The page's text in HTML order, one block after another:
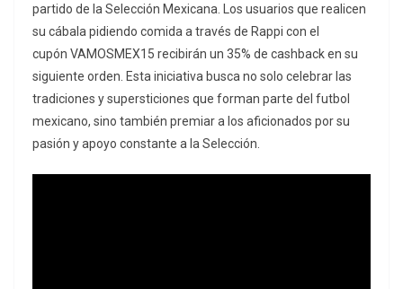
partido de la Selección Mexicana. Los usuarios que realicen
su cábala pidiendo comida a través de Rappi con el
cupón VAMOSMEX15 recibirán un 35% de cashback en su
siguiente orden. Esta iniciativa busca no solo celebrar las
tradiciones y supersticiones que forman parte del futbol
mexicano, sino también premiar a los aficionados por su
pasión y apoyo constante a la Selección.